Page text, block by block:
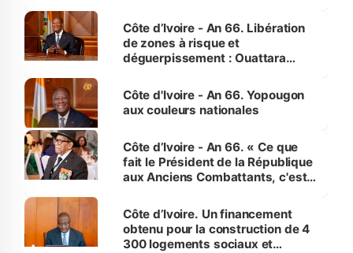
milieu des sinistrés
Côte d’Ivoire - An 66. Libération
de zones à risque et
déguerpissement : Ouattara
l'Etat de droit pour préserver les
vies humaines »
Côte d'Ivoire - An 66. Yopougon
aux couleurs nationales
Côte d’Ivoire - An 66. « Ce que
fait le Président de la République
aux Anciens Combattants, c'est
Côte d’Ivoire. Un financement
obtenu pour la construction de 4
300 logements sociaux et